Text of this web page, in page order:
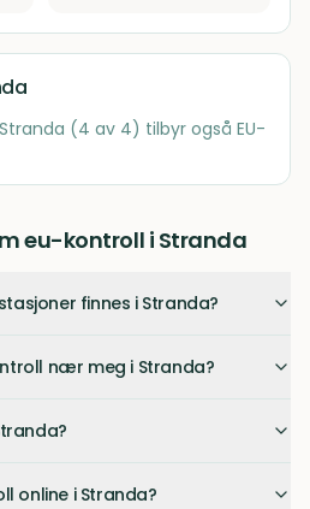
Stranda (4 av 4) tilbyr også EU-
eu-kontroll i Stranda
finnes i Stranda?
nær meg i Stranda?
online i Stranda?